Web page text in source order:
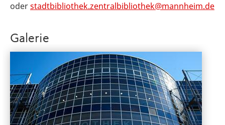
oderstadtbibliothek.zentralbibliothek@mannheim.de
Galerie